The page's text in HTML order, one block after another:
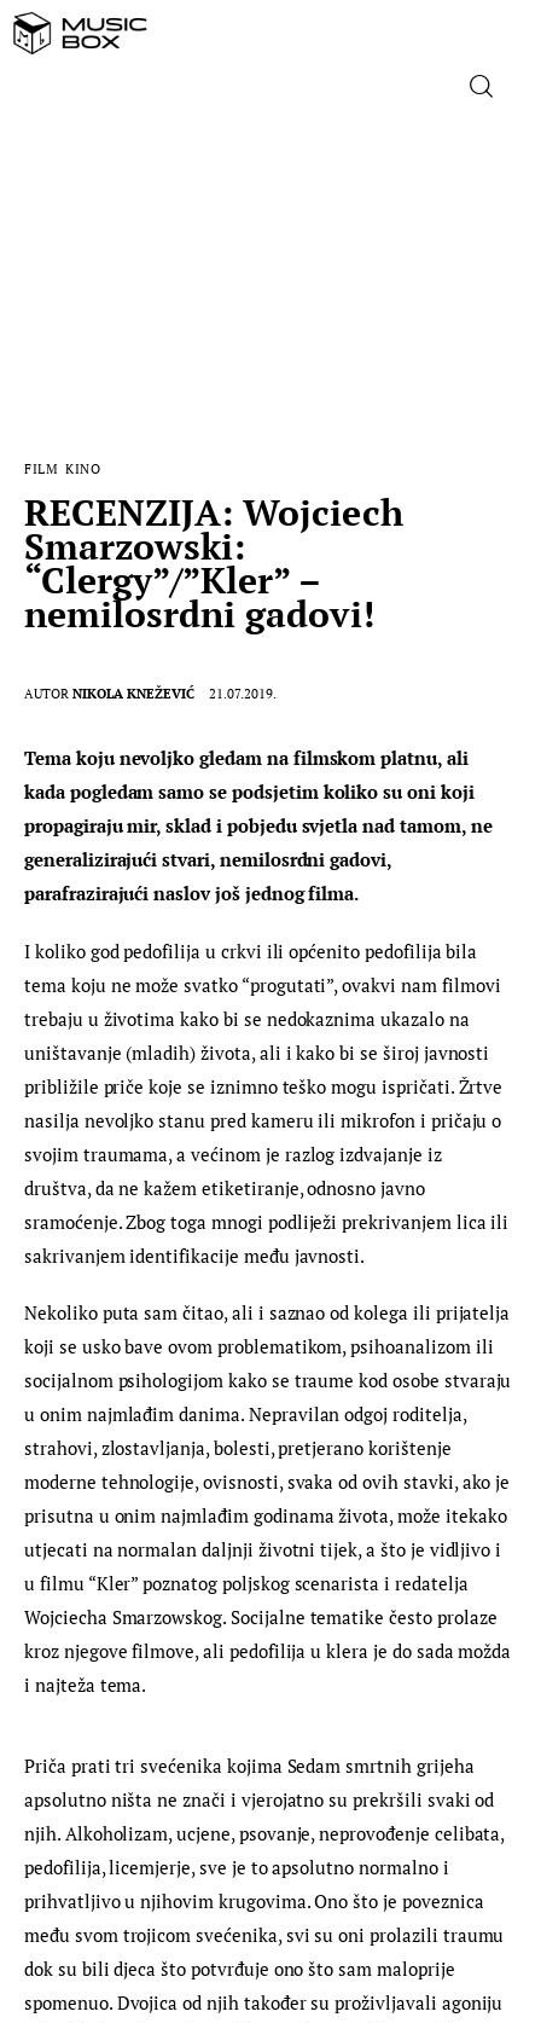
FILM KINO
RECENZIJA: Wojciech
Smarzowski:
“Clergy”/”Kler” –
nemilosrdni gadovi!
AUTOR NIKOLA KNEŽEVIĆ 21.07.2019.
Tema koju nevoljko gledam na filmskom platnu, ali
kada pogledam samo se podsjetim koliko su oni koji
propagiraju mir, sklad i pobjedu svjetla nad tamom, ne
generalizirajući stvari, nemilosrdni gadovi,
parafrazirajući naslov još jednog filma.
I koliko god pedofilija u crkvi ili općenito pedofilija bila
tema koju ne može svatko “progutati”, ovakvi nam filmovi
trebaju u životima kako bi se nedokaznima ukazalo na
uništavanje (mladih) života, ali i kako bi se široj javnosti
približile priče koje se iznimno teško mogu ispričati. Žrtve
nasilja nevoljko stanu pred kameru ili mikrofon i pričaju o
svojim traumama, a većinom je razlog izdvajanje iz
društva, da ne kažem etiketiranje, odnosno javno
sramoćenje. Zbog toga mnogi podliježi prekrivanjem lica ili
sakrivanjem identifikacije među javnosti.
Nekoliko puta sam čitao, ali i saznao od kolega ili prijatelja
koji se usko bave ovom problematikom, psihoanalizom ili
socijalnom psihologijom kako se traume kod osobe stvaraju
u onim najmlađim danima. Nepravilan odgoj roditelja,
strahovi, zlostavljanja, bolesti, pretjerano korištenje
moderne tehnologije, ovisnosti, svaka od ovih stavki, ako je
prisutna u onim najmlađim godinama života, može itekako
utjecati na normalan daljnji životni tijek, a što je vidljivo i
u filmu “Kler” poznatog poljskog scenarista i redatelja
Wojciecha Smarzowskog. Socijalne tematike često prolaze
kroz njegove filmove, ali pedofilija u klera je do sada možda
i najteža tema.
Priča prati tri svećenika kojima Sedam smrtnih grijeha
apsolutno ništa ne znači i vjerojatno su prekršili svaki od
njih. Alkoholizam, ucjene, psovanje, neprovođenje celibata,
pedofilija, licemjerje, sve je to apsolutno normalno i
prihvatljivo u njihovim krugovima. Ono što je poveznica
među svom trojicom svećenika, svi su oni prolazili traumu
dok su bili djeca što potvrđuje ono što sam maloprije
spomenuo. Dvojica od njih također su proživljavali agoniju